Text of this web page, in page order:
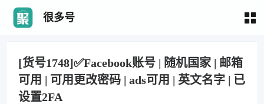
很多号
[货号1748]✅Facebook账号 | 随机国家 | 邮箱
可用 | 可用更改密码 | ads可用 | 英文名字 | 已
设置2FA